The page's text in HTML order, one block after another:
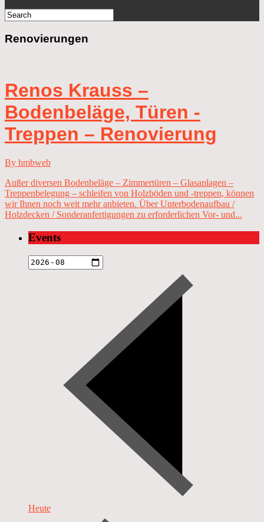
Renovierungen
Renos Krauss –
Bodenbeläge, Türen -
Treppen – Renovierung
By hmbweb
Außer diversen Bodenbeläge – Zimmertüren – Glasanlagen –
Treppenbelegung – schleifen von Holzböden und -treppen, können
wir Ihnen noch weit mehr anbieten. Über Unterbodenaufbau /
Holzdecken / Sonderanfertigungen zu erforderlichen Vor- und...
Events
Heute